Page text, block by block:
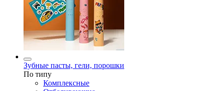
Зубные пасты, гели, порошки
По типу
Комплексные